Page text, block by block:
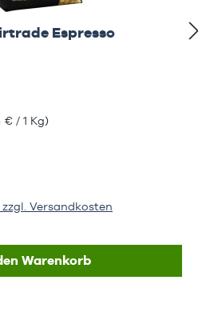
Espresso
€ / 1 Kg)
Versandkosten
Warenkorb